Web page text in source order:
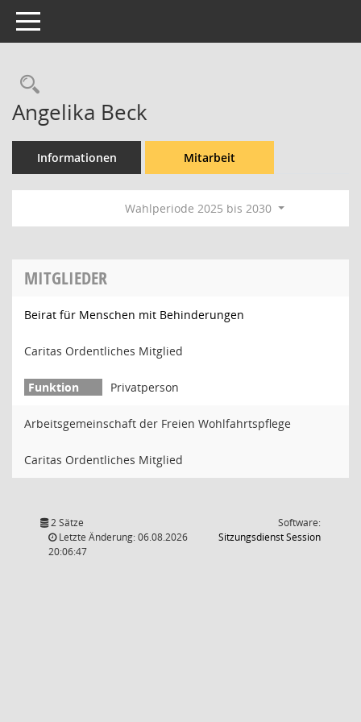
Toggle navigation
Rechercheauswahl
Angelika Beck
Informationen Mitarbeit
Wahlperiode 2025 bis 2030
MITGLIEDER
Beirat für Menschen mit Behinderungen
Caritas Ordentliches Mitglied
Privatperson
Arbeitsgemeinschaft der Freien Wohlfahrtspflege
Caritas Ordentliches Mitglied
2 Sätze
Letzte Änderung: 06.08.2026
20:06:47
Software:
SitzungsdienstSession(Wird in